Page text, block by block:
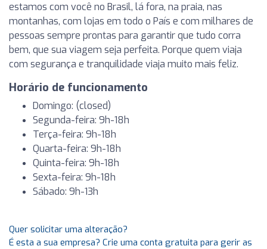
estamos com você no Brasil, lá fora, na praia, nas
montanhas, com lojas em todo o País e com milhares de
pessoas sempre prontas para garantir que tudo corra
bem, que sua viagem seja perfeita. Porque quem viaja
com segurança e tranquilidade viaja muito mais feliz.
Horário de funcionamento
Domingo: (closed)
Segunda-feira: 9h-18h
Terça-feira: 9h-18h
Quarta-feira: 9h-18h
Quinta-feira: 9h-18h
Sexta-feira: 9h-18h
Sábado: 9h-13h
Quer solicitar uma alteração?
É esta a sua empresa? Crie uma conta gratuita para gerir as